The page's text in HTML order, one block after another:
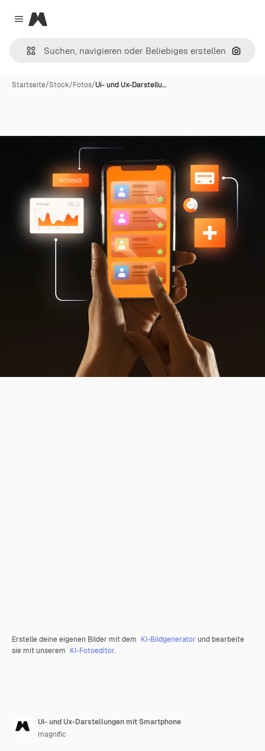
Close menu
Magnific
Nach
Startseite/Stock/Fotos/Ui- und Ux-Darstellu…
Erstelle deine eigenen Bilder mit dem KI-Bildgenerator und bearbeite
sie mit unserem KI-Fotoeditor.
Ui- und Ux-Darstellungen mit Smartphone
magnific